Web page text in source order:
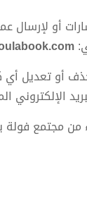
أو لإرسال
أو تعديل أي
الإلكتروني
من مجتمع فولة